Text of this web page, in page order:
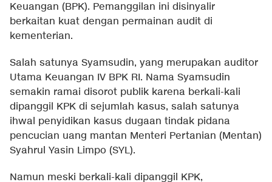
Keuangan (BPK). Pemanggilan ini disinyalir
berkaitan kuat dengan permainan audit di
kementerian.
Salah satunya Syamsudin, yang merupakan auditor
Utama Keuangan IV BPK RI. Nama Syamsudin
semakin ramai disorot publik karena berkali-kali
dipanggil KPK di sejumlah kasus, salah satunya
ihwal penyidikan kasus dugaan tindak pidana
pencucian uang mantan Menteri Pertanian (Mentan)
Syahrul Yasin Limpo (SYL).
Namun meski berkali-kali dipanggil KPK,